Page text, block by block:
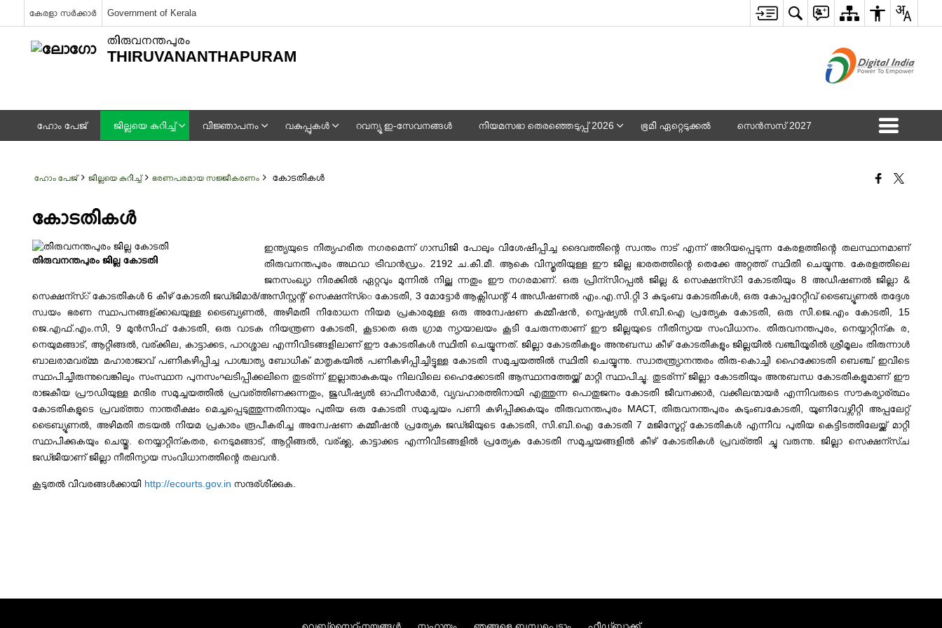
കേരളാ സർക്കാർ Government of Kerala
തിരുവനന്തപുരം
THIRUVANANTHAPURAM
ഹോം പേജ് ജില്ലയെ കുറിച്ച് വിജ്ഞാപനം വകുപ്പുകൾ റവന്യൂ ഇ-സേവനങ്ങൾ നിയമസഭാ തെരഞ്ഞെടുപ്പ് 2026 ഭൂമി ഏറ്റെടുക്കൽ സെൻസസ് 2027
ഹോം പേജ് ജില്ലയെ കുറിച്ച് ഭരണപരമായ സജ്ജീകരണം കോടതികള്‍
കോടതികള്‍
തിരുവനന്തപുരം ജില്ല കോടതി
ഇന്ത്യയുടെ നിത്യഹരിത നഗരമെന്ന് ഗാന്ധിജി പോലും വിശേഷിപ്പിച്ച ദൈവത്തിന്റെ സ്വന്തം നാട് എന്ന് അറിയപ്പെടുന്ന കേരളത്തിന്റെ തലസ്ഥാനമാണ്
തിരുവനന്തപുരം അഥവാ ട്രിവാൻഡ്രം. 2192 ച.കി.മീ. ആകെ വിസ്തൃതിയുള്ള ഈ ജില്ല ഭാരതത്തിന്റെ തെക്കേ അറ്റത്ത് സ്ഥിതി ചെയ്യുന്നു. കേരളത്തിലെ
ജനസംഖ്യാ നിരക്കിൽ ഏറ്റവും മുന്നില്‍ നില്ക്കു ന്നതും ഈ നഗരമാണ്. ഒരു പ്രിന്സിറപ്പല്‍ ജില്ല & സെക്ഷന്സ്ി കോടതിയും 8 അഡീഷണല്‍ ജില്ലാ &
സെക്ഷന്സ്് കോടതികള്‍ 6 കീഴ് കോടതി ജഡ്ജിമാര്‍/അസിസ്റ്റന്റ് സെക്ഷന്സ്െ കോടതി, 3 മോട്ടോര്‍ ആക്സിഡന്റ് 4 അഡീഷണല്‍ എം.എ.സി.റ്റി 3 കുടുംബ കോടതികള്‍, ഒരു കോപ്പറേറ്റീവ് ട്രൈബ്യൂണല്‍ തദ്ദേശ
സ്വയം ഭരണ സ്ഥാപനങ്ങള്ക്കാഖയുള്ള ട്രൈബ്യണല്‍, അഴിമതി നിരോധന നിയമ പ്രകാരമുള്ള ഒരു അന്വേഷണ കമ്മീഷന്‍, സ്പെഷ്യല്‍ സി.ബി.ഐ പ്രത്യേക കോടതി, ഒരു സി.ജെ.എം കോടതി, 15
ജെ.എഫ്.എം.സി, 9 മുൻസിഫ് കോടതി, ഒരു വാടക നിയന്ത്രണ കോടതി, കൂടാതെ ഒരു ഗ്രാമ ന്യായാലയം കൂടി ചേരുന്നതാണ് ഈ ജില്ലയുടെ നീതിന്യായ സംവിധാനം. തിരുവനന്തപുരം, നെയ്യാറ്റിന്ക ര,
നെയുമങ്ങാട്, ആറ്റിങ്ങല്‍, വര്ക്കില, കാട്ടാക്കട, പാറശ്ശാല എന്നിവിടങ്ങളിലാണ് ഈ കോടതികള്‍ സ്ഥിതി ചെയ്യുന്നത്. ജില്ലാ കോടതികളും അനുബന്ധ കീഴ് കോടതികളും ജില്ലയില്‍ വഞ്ചിയൂരില്‍ ശ്രീമൂലം തിരുന്നാള്‍
ബാലരാമവര്മ്മ മഹാരാജാവ് പണികഴിപ്പിച്ച പാശ്ചാത്യ ബോധിക് മാതൃകയില്‍ പണികഴിപ്പിച്ചിട്ടുള്ള കോടതി സമുച്ചയത്തില്‍ സ്ഥിതി ചെയ്യുന്നു. സ്വാതന്ത്ര്യാനന്തരം തിരു-കൊച്ചി ഹൈക്കോടതി ബെഞ്ച് ഇവിടെ
സ്ഥാപിച്ചിരുന്നുവെങ്കിലും സംസ്ഥാന പുനസംഘടിപ്പിക്കലിനെ തുടര്ന്ന് ഇല്ലാതാകുകയും നിലവിലെ ഹൈക്കോടതി ആസ്ഥാനത്തേയ്ക്ക് മാറ്റി സ്ഥാപിച്ചു. തുടര്ന്ന് ജില്ലാ കോടതിയും അനുബന്ധ കോടതികളുമാണ് ഈ
രാജകീയ പ്രൗഡിയുള്ള മന്ദിര സമുച്ചയത്തില്‍ പ്രവര്ത്തിണക്കുന്നതും, ജുഡീഷ്യല്‍ ഓഫീസര്‍മാര്‍, വ്യവഹാരത്തിനായി എത്തുന്ന പൊതുജനം കോടതി ജീവനക്കാര്‍, വക്കീലന്മായര്‍ എന്നിവരുടെ സൗകര്യാര്ത്ഥം
കോടതികളുടെ പ്രവര്ത്താ നാന്തരീക്ഷം മെച്ചപ്പെടുത്തുന്നതിനായും പുതിയ ഒരു കോടതി സമുച്ചയം പണി കഴിപ്പിക്കുകയും തിരുവനന്തപുരം MACT, തിരുവനന്തപുരം കുടുംബകോടതി, യൂണിവേഴ്സിറ്റി അപ്പലേറ്റ്
ട്രൈബ്യൂണല്‍, അഴിമതി തടയല്‍ നിയമ പ്രകാരം രൂപീകരിച്ച അന്വേഷണ കമ്മീഷന്‍ പ്രത്യേക ജഡ്ജിയുടെ കോടതി, സി.ബി.ഐ കോടതി 7 മജിസ്ട്രേറ്റ് കോടതികള്‍ എന്നിവ പുതിയ കെട്ടിടത്തിലേയ്ക്ക് മാറ്റി
സ്ഥാപിക്കുകയും ചെയ്തു. നെയ്യാറ്റിന്കതര, നെടുമങ്ങാട്, ആറ്റിങ്ങല്‍, വര്ക്ക്ല, കാട്ടാക്കട എന്നിവിടങ്ങളില്‍ പ്രത്യേക കോടതി സമുച്ചയങ്ങളില്‍ കീഴ് കോടതികള്‍ പ്രവര്ത്തി ച്ചു വരുന്നു. ജില്ലാ സെക്ഷന്സ്ച
ജഡ്ജിയാണ് ജില്ലാ നീതിന്യായ സംവിധാനത്തിന്റെ തലവന്‍.
കൂടുതല്‍ വിവരങ്ങള്‍ക്കായി http://ecourts.gov.in സന്ദര്ശി്ക്കുക.